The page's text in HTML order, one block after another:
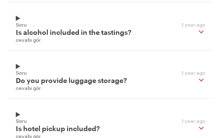
Soru 1 year ago
Is alcohol included in the tastings?
cevabı gör
Soru 1 year ago
Do you provide luggage storage?
cevabı gör
Soru 1 year ago
Is hotel pickup included?
cevabı gör